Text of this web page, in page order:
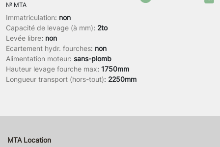
Immatriculation: non
Capacité de levage (à mm): 2to
Levée libre: non
Ecartement hydr. fourches: non
Alimentation moteur: sans-plomb
Hauteur levage fourche max: 1750mm
Longueur transport (hors-tout): 2250mm
№ MTA
MTA Location